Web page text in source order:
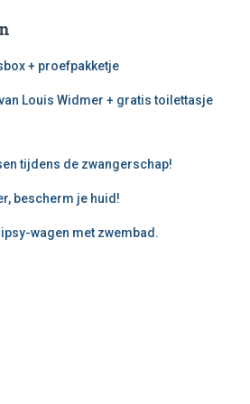
+ proefpakketje
Louis Widmer + gratis toilettasje
tijdens de zwangerschap!
bescherm je huid!
wagen met zwembad.